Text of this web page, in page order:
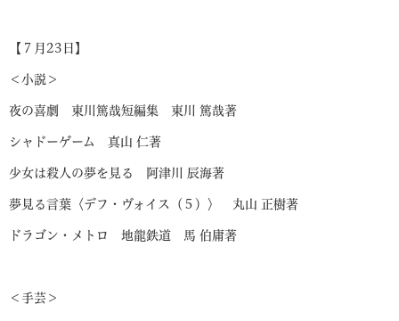
【７月23日】
＜小説＞
夜の喜劇 東川篤哉短編集 東川 篤哉著
シャドーゲーム 真山 仁著
少女は殺人の夢を見る 阿津川 辰海著
夢見る言葉〈デフ・ヴォイス（５）〉 丸山 正樹著
ドラゴン・メトロ 地龍鉄道 馬 伯庸著
＜手芸＞